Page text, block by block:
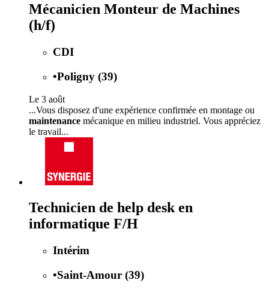
Mécanicien Monteur de Machines
(h/f)
CDI
•Poligny (39)
Le 3 août
...Vous disposez d'une expérience confirmée en montage ou
maintenance mécanique en milieu industriel. Vous appréciez
le travail...
Technicien de help desk en
informatique F/H
Intérim
•Saint-Amour (39)